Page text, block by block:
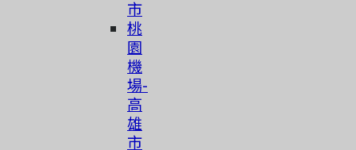
市
桃
園
機
場-
高
雄
市